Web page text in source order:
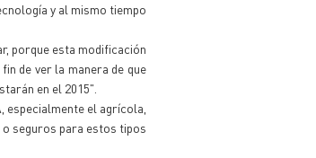
y al mismo tiempo
porque esta modificación
de ver la manera de que
en el 2015".
especialmente el agrícola,
seguros para estos tipos